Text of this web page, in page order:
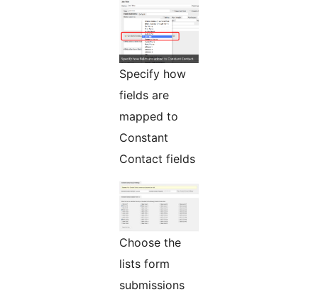
Specify how
fields are
mapped to
Constant
Contact fields
Choose the
lists form
submissions